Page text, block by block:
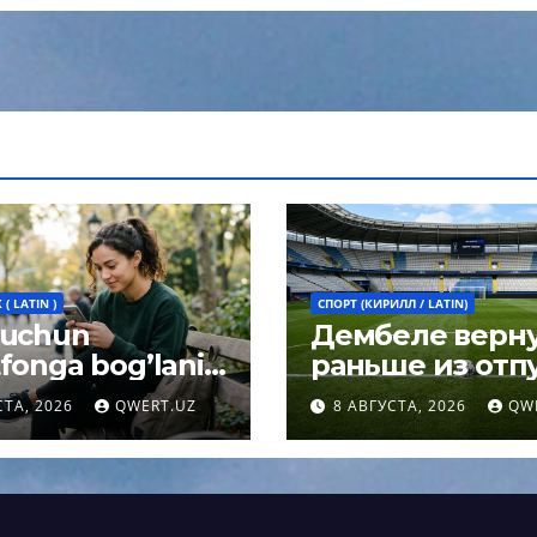
( LATIN )
bog’lanib
umrni
mumkin:
javobi
2026 QWERT.UZ
СПОРТ (КИРИЛЛ / LATIN)
Дембеле
раньше из
чтобы сыграть
Суперкубке
8 АВГУСТА, 2026